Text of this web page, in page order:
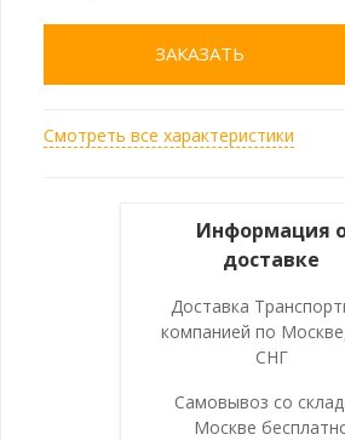
ЗАКАЗАТЬ
Смотреть все характеристики
Информация
доставке
Доставка
компанией по
СНГ
Самовывоз со
Москве